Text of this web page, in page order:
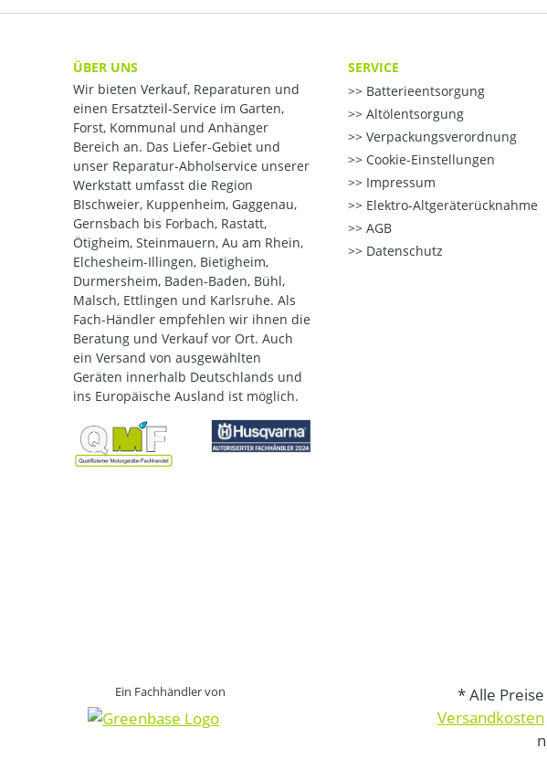
ÜBER UNS
Wir bieten Verkauf, Reparaturen und
einen Ersatzteil-Service im Garten,
Forst, Kommunal und Anhänger
Bereich an. Das Liefer-Gebiet und
unser Reparatur-Abholservice unserer
Werkstatt umfasst die Region
BIschweier, Kuppenheim, Gaggenau,
Gernsbach bis Forbach, Rastatt,
Ötigheim, Steinmauern, Au am Rhein,
Elchesheim-Illingen, Bietigheim,
Durmersheim, Baden-Baden, Bühl,
Malsch, Ettlingen und Karlsruhe. Als
Fach-Händler empfehlen wir ihnen die
Beratung und Verkauf vor Ort. Auch
ein Versand von ausgewählten
Geräten innerhalb Deutschlands und
ins Europäische Ausland ist möglich.
SERVICE
Batterieentsorgung
Altölentsorgung
Verpackungsverordnung
Cookie-Einstellungen
Impressum
Elektro-Altgeräterücknahme
AGB
Datenschutz
Ein Fachhändler von
* Alle
Versandkosten